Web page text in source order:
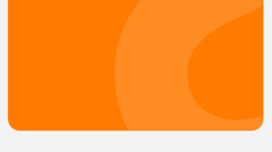
Создаём корпоративные мероприятия
любого масштаба и формата под ключ: от